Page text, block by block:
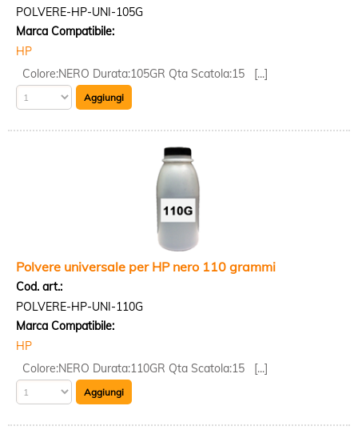
POLVERE-HP-UNI-105G
Marca Compatibile:
HP
Colore:NERO Durata:105GR Qta Scatola:15 [...]
Polvere universale per HP nero 110 grammi
Cod. art.:
POLVERE-HP-UNI-110G
Marca Compatibile:
HP
Colore:NERO Durata:110GR Qta Scatola:15 [...]